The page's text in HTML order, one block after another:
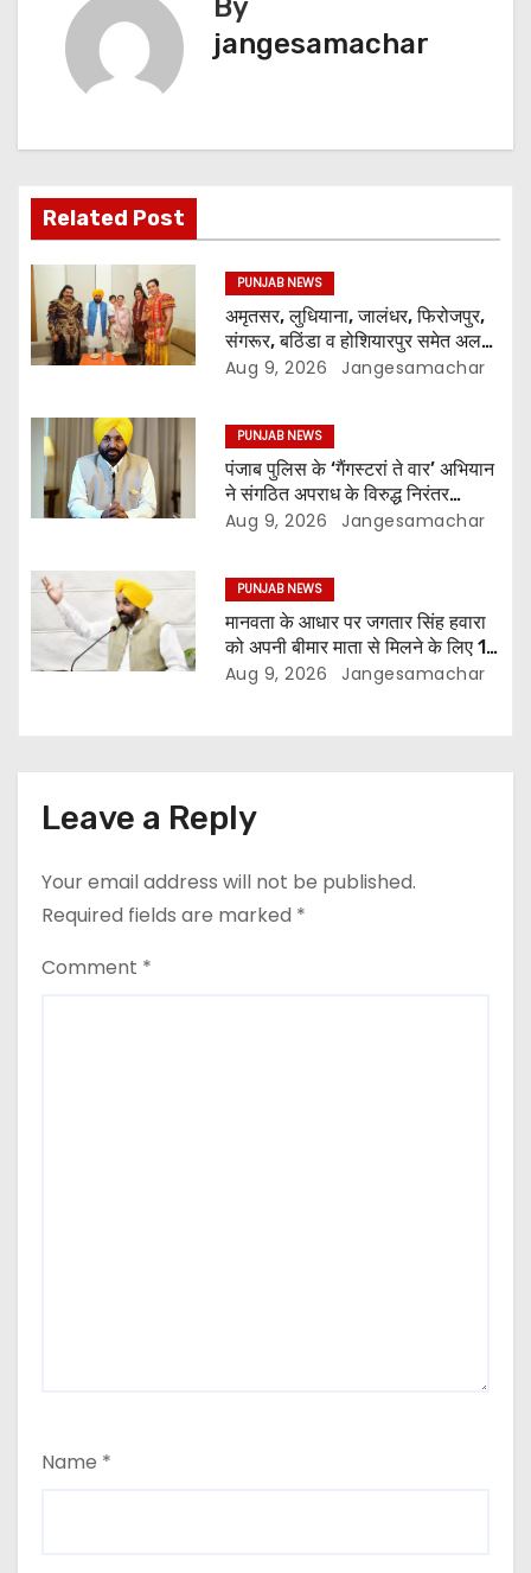
By
jangesamachar
Related Post
PUNJAB NEWS
अमृतसर, लुधियाना, जालंधर, फिरोजपुर,
संगरूर, बठिंडा व होशियारपुर समेत अलग-
अलग स्थानों पर ये शो होगा- भगवंत सिंह
Aug 9, 2026 Jangesamachar
PUNJAB NEWS
पंजाब पुलिस के ‘गैंगस्टरां ते वार’ अभियान
ने संगठित अपराध के विरुद्ध निरंतर
कार्रवाई के 200 दिन पूरे किए ; 1.09
Aug 9, 2026 Jangesamachar
PUNJAB NEWS
मानवता के आधार पर जगतार सिंह हवारा
को अपनी बीमार माता से मिलने के लिए 10
दिन की पैरोल दी जानी चाहिए- मुख्यमंत्री
Aug 9, 2026 Jangesamachar
Leave a Reply
Your email address will not be published.
Required fields are marked *
Comment *
Name *